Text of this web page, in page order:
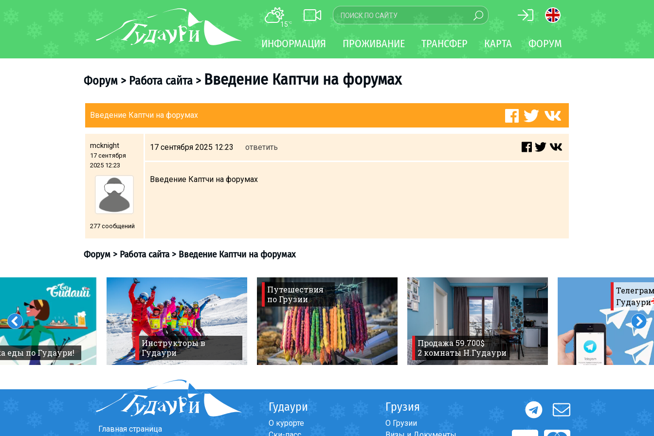
15°C
ИНФОРМАЦИЯ ПРОЖИВАНИЕ ТРАНСФЕР КАРТА ФОРУМ
Форум > Работа сайта > Введение Каптчи на форумах
Введение Каптчи на форумах
mcknight
17 сентября
2025 12:23
277 сообщений
17 сентября 2025 12:23 ответить
Введение Каптчи на форумах
Форум>Работа сайта>Введение Каптчи на форумах
еды по Гудаури!
Инструкторы в
Гудаури
Путешествия
по Грузии
Продажа 59.700$
2 комнаты Н.Гудаури
Гудаури
Главная страница
Гудаури
О курорте
Грузия
О Грузии
Дети в Гудаури
Календарь событий
Телеграм-канал
Гудаури
INFO
Квартиры
Коттеджи
Отели
% Горячие предложения
Долгосрочная аренда
Казбеги
Визы и Документы